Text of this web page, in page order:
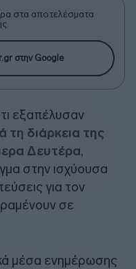
στα αποτελέσματα
στην Google
εξαπέλυσαν
τη διάρκεια της
Δευτέρα,
στην ισχύουσα
για τον
σε
μέσα ενημέρωσης